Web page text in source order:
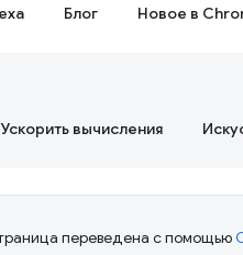
Блог Новое в
Ускорить вычисления
переведена с помощью